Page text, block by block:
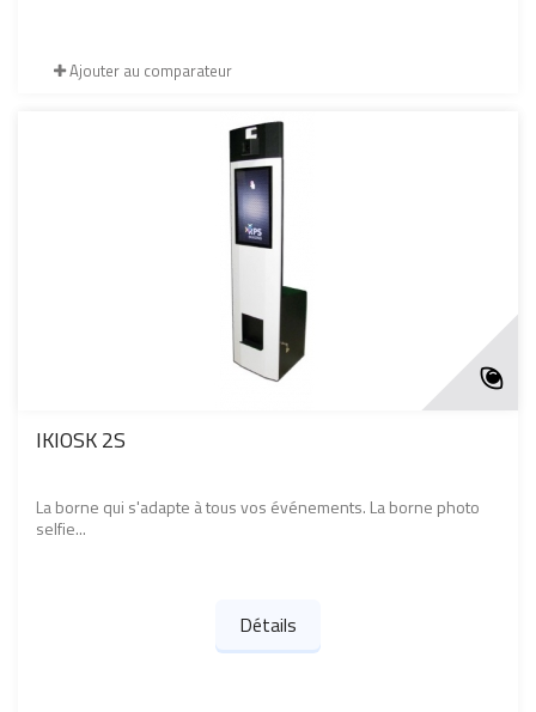
Ajouter au comparateur
IKIOSK 2S
La borne qui s'adapte à tous vos événements. La borne photo
selfie...
Détails